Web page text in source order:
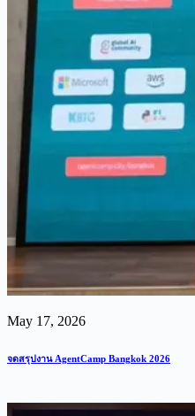
May 17, 2026
จดสรุปงาน AgentCamp Bangkok 2026